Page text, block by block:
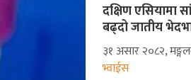
दक्षिण एसियामा
बढ्दो जातीय
३१ असार २०८२,
भ्वाईस